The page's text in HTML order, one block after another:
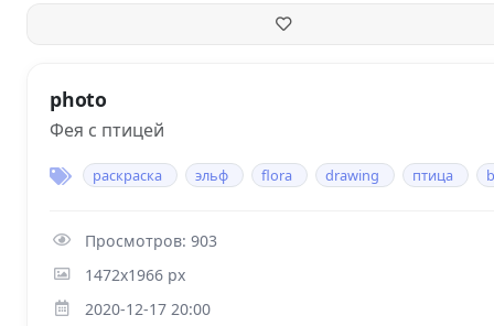
photo
Фея с птицей
раскраска эльф flora drawing птица
Просмотров: 903
1472x1966 px
2020-12-17 20:00